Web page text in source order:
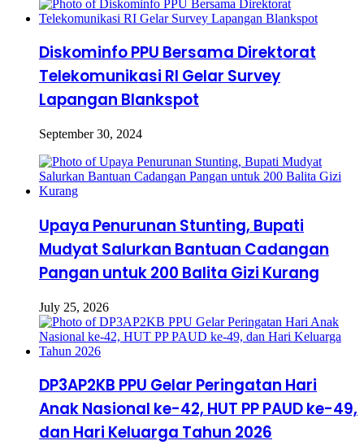
Diskominfo PPU Bersama Direktorat
Telekomunikasi RI Gelar Survey
Lapangan Blankspot
September 30, 2024
Upaya Penurunan Stunting, Bupati
Mudyat Salurkan Bantuan Cadangan
Pangan untuk 200 Balita Gizi Kurang
July 25, 2026
DP3AP2KB PPU Gelar Peringatan Hari
Anak Nasional ke-42, HUT PP PAUD ke-49,
dan Hari Keluarga Tahun 2026